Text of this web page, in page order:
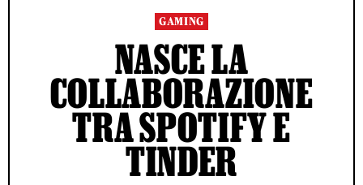
GAMING
NASCE LA
COLLABORAZIONE
TRA SPOTIFY E
TINDER